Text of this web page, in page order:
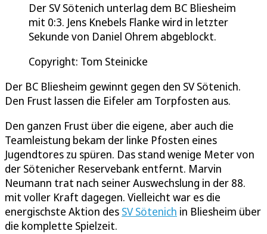
Der SV Sötenich unterlag dem BC Bliesheim
mit 0:3. Jens Knebels Flanke wird in letzter
Sekunde von Daniel Ohrem abgeblockt.
Copyright: Tom Steinicke
Der BC Bliesheim gewinnt gegen den SV Sötenich.
Den Frust lassen die Eifeler am Torpfosten aus.
Den ganzen Frust über die eigene, aber auch die
Teamleistung bekam der linke Pfosten eines
Jugendtores zu spüren. Das stand wenige Meter von
der Sötenicher Reservebank entfernt. Marvin
Neumann trat nach seiner Auswechslung in der 88.
mit voller Kraft dagegen. Vielleicht war es die
energischste Aktion des SV Sötenich in Bliesheim über
die komplette Spielzeit.